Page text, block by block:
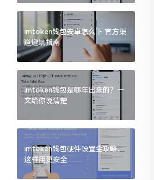
imtoken钱包安卓怎么下 官方渠
道避坑指南
imtoken钱包是哪年出来的？一
文给你说清楚
imtoken钱包硬件设置全攻略，
这样用更安全